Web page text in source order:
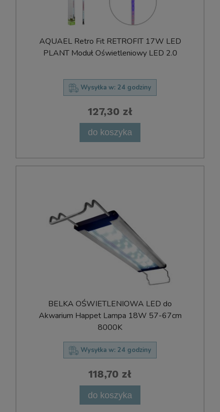
AQUAEL Retro Fit RETROFIT 17W LED
PLANT Moduł Oświetleniowy LED 2.0
Wysyłka w: 24 godziny
127,30 zł
do koszyka
BELKA OŚWIETLENIOWA LED do
Akwarium Happet Lampa 18W 57-67cm
8000K
Wysyłka w: 24 godziny
118,70 zł
do koszyka